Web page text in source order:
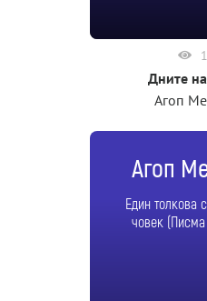
Дните
Агоп
Агоп
Един толкова
човек